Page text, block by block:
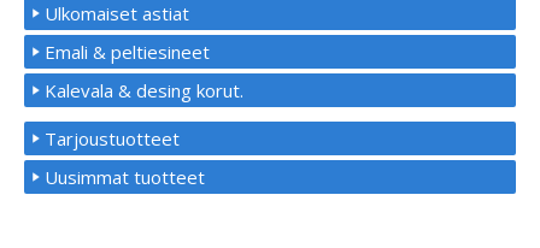
Ulkomaiset astiat
Emali & peltiesineet
Kalevala & desing korut.
Tarjoustuotteet
Uusimmat tuotteet